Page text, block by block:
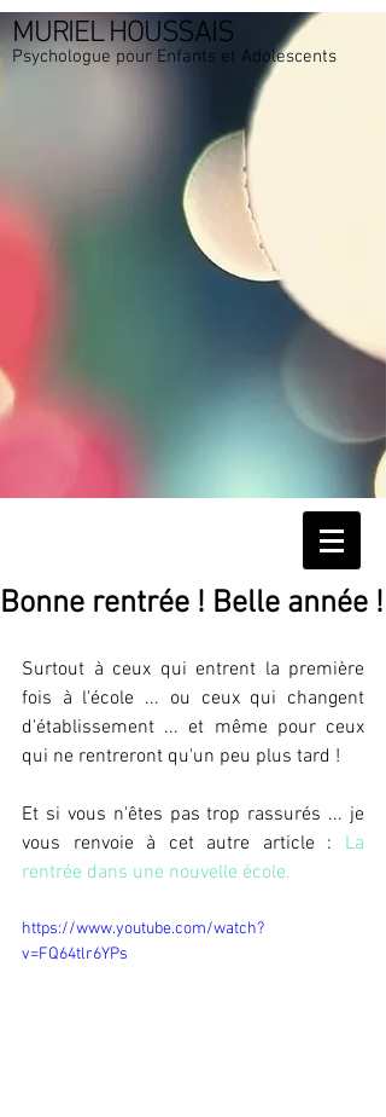
MURIEL HOUSSAIS
Psychologue pour Enfants et Adolescents
Bonne rentrée ! Belle année !
Surtout à ceux qui entrent la première
fois à l'école ... ou ceux qui changent
d'établissement ... et même pour ceux
qui ne rentreront qu'un peu plus tard !
Et si vous n'êtes pas trop rassurés ... je
vous renvoie à cet autre article : La
rentrée dans une nouvelle école.
https://www.youtube.com/watch?
v=FQ64tlr6YPs